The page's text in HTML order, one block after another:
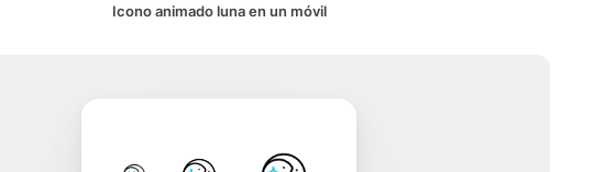
Icono animado luna en un móvil